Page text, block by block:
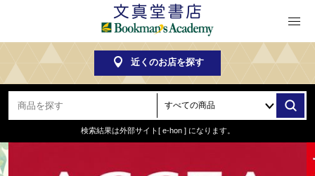
近くのお店を探す
検索結果は外部サイト[ e-hon ] になります。